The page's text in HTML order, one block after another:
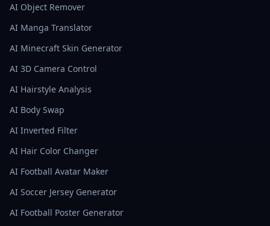
AI Object Remover
AI Manga Translator
AI Minecraft Skin Generator
AI 3D Camera Control
AI Hairstyle Analysis
AI Body Swap
AI Inverted Filter
AI Hair Color Changer
AI Football Avatar Maker
AI Soccer Jersey Generator
AI Football Poster Generator